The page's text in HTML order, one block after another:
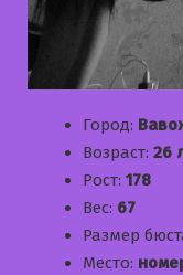
Город:
Возраст: 26
Рост: 178
Вес: 67
Размер
Место: